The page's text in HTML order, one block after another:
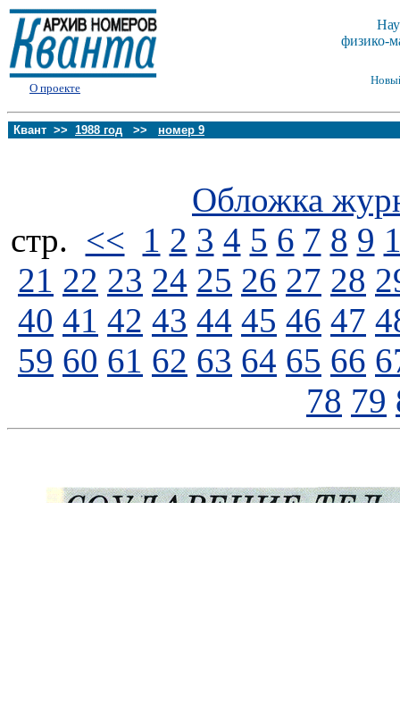
О проекте
физико-
Квант >> 1988 год >> номер 9
Обложка
стp. << 1 2 3 4 5 6 7 8 9
21 22 23 24 25 26 27 28
40 41 42 43 44 45 46 47
59 60 61 62 63 64 65 66
78 79